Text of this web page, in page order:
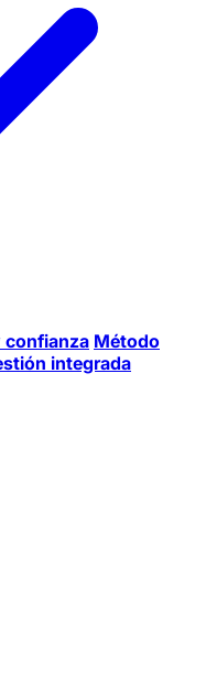
confianza Método
integrada